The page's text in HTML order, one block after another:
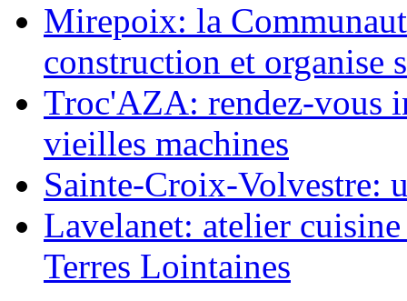
Mirepoix: la
construction et organise
Troc'AZA: rendez-vous
vieilles machines
Sainte-Croix-Volvestre:
Lavelanet: atelier
Terres Lointaines